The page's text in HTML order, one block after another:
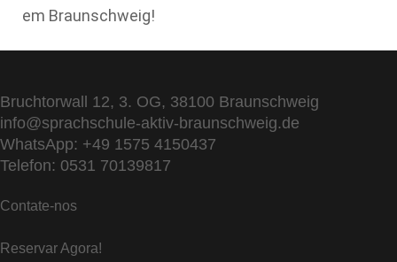
em Braunschweig!
Bruchtorwall 12, 3. OG, 38100 Braunschweig
info@sprachschule-aktiv-braunschweig.de
WhatsApp: +49 1575 4150437
Telefon: 0531 70139817
Contate-nos
Reservar Agora!